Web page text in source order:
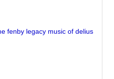
fenby legacy music of delius